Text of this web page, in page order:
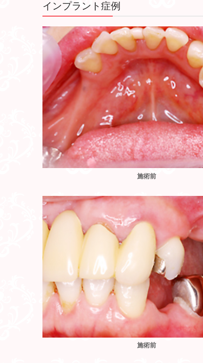
インプラント症例
施術前
施術前